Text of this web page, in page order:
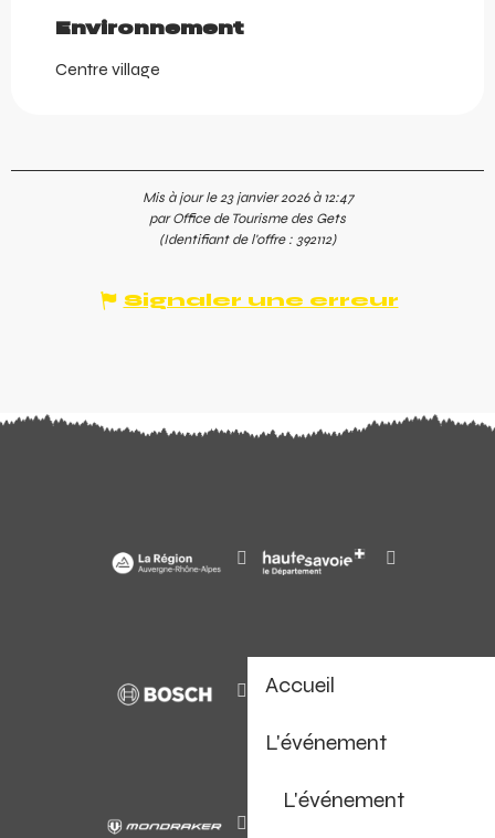
Accueil
L'événement
L'événement
Environnement
Environnement
Centre village
Mis à jour le 23 janvier 2026 à 12:47
par Office de Tourisme des Gets
(Identifiant de l'offre :392112)
Signaler une erreur